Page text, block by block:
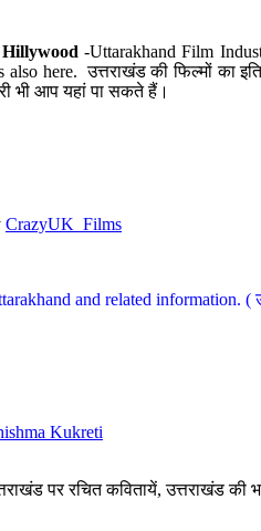
Hillywood-Uttarakhand Film
here. उत्तराखंड की फिल्मों का
भी आप यहां पा सकते हैं।
CrazyUK_Films
and related information. (
Kukreti
पर रचित कवितायें, उत्तराखंड की